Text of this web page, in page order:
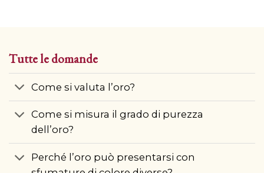
Tutte le domande
Come si valuta l’oro?
Come si misura il grado di purezza
dell’oro?
Perché l’oro può presentarsi con